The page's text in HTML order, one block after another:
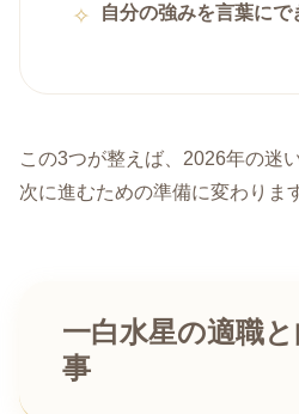
自分の強みを言葉にで
この3つが整えば、2026年の迷
次に進むための準備に変わりま
一白水星の適職
事